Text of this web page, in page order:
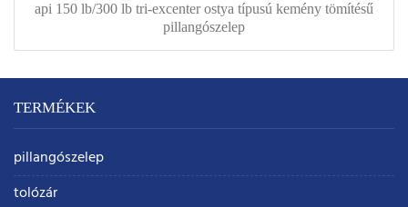
api 150 lb/300 lb tri-excenter ostya típusú kemény tömítésű
pillangószelep
TERMÉKEK
pillangószelep
tolózár